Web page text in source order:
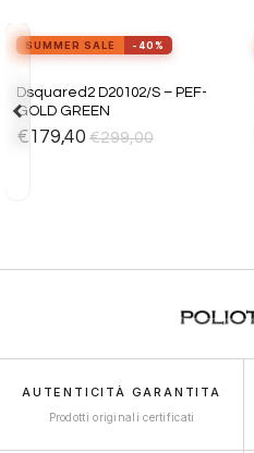
Aggiungi
alla lista
SUMMER SALE -40%
Dsquared2 D20102/S – PEF-
GOLD GREEN
€179,40 €299,00
AUTENTICITÀ GARANTITA
Prodotti originali certificati